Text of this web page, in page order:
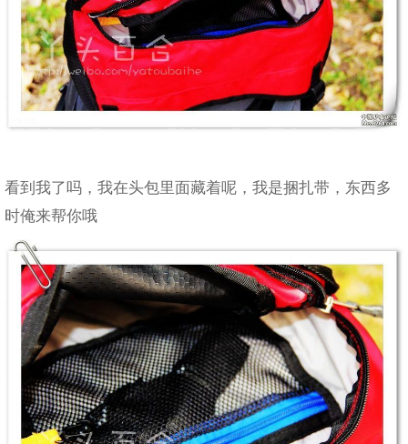
看到我了吗，我在头包里面藏着呢，我是捆扎带，东西多
时俺来帮你哦